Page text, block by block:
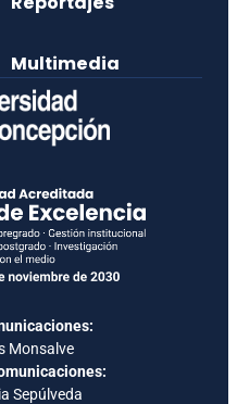
Multimedia
Monsalve
Sepúlveda